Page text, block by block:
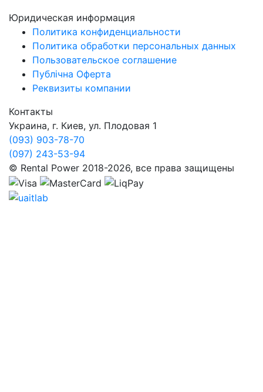
Юридическая информация
Политика конфиденциальности
Политика обработки персональных данных
Пользовательское соглашение
Публічна Оферта
Реквизиты компании
Контакты
Украина, г. Киев, ул. Плодовая 1
(093) 903-78-70
(097) 243-53-94
© Rental Power 2018-2026, все права защищены